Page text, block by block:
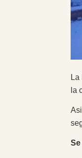
la